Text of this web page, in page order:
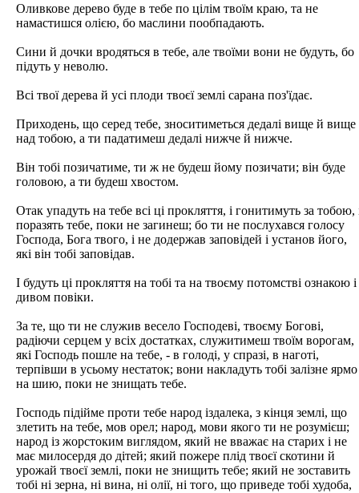
Оливкове дерево буде в тебе по цілім твоїм краю, та не
намастишся олією, бо маслини пообпадають.
Сини й дочки вродяться в тебе, але твоїми вони не будуть, бо
підуть у неволю.
Всі твої дерева й усі плоди твоєї землі сарана поз'їдає.
Приходень, що серед тебе, зноситиметься дедалі вище й вище
над тобою, а ти падатимеш дедалі нижче й нижче.
Він тобі позичатиме, ти ж не будеш йому позичати; він буде
головою, а ти будеш хвостом.
Отак упадуть на тебе всі ці прокляття, і гонитимуть за тобою,
поразять тебе, поки не загинеш; бо ти не послухався голосу
Господа, Бога твого, і не додержав заповідей і установ його,
які він тобі заповідав.
І будуть ці прокляття на тобі та на твоєму потомстві ознакою і
дивом повіки.
За те, що ти не служив весело Господеві, твоєму Богові,
радіючи серцем у всіх достатках, служитимеш твоїм ворогам,
які Господь пошле на тебе, - в голоді, у спразі, в наготі,
терпівши в усьому нестаток; вони накладуть тобі залізне ярмо
на шию, поки не знищать тебе.
Господь підійме проти тебе народ іздалека, з кінця землі, що
злетить на тебе, мов орел; народ, мови якого ти не розумієш;
народ із жорстоким виглядом, який не вважає на старих і не
має милосердя до дітей; який пожере плід твоєї скотини й
урожай твоєї землі, поки не знищить тебе; який не зоставить
тобі ні зерна, ні вина, ні олії, ні того, що приведе тобі худоба,